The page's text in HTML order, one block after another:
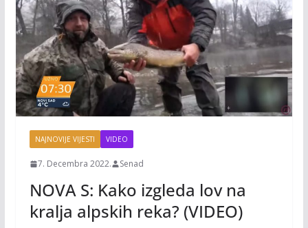
NAJNOVIJE VIJESTI VIDEO
7. Decembra 2022. Senad
NOVA S: Kako izgleda lov na
kralja alpskih reka? (VIDEO)